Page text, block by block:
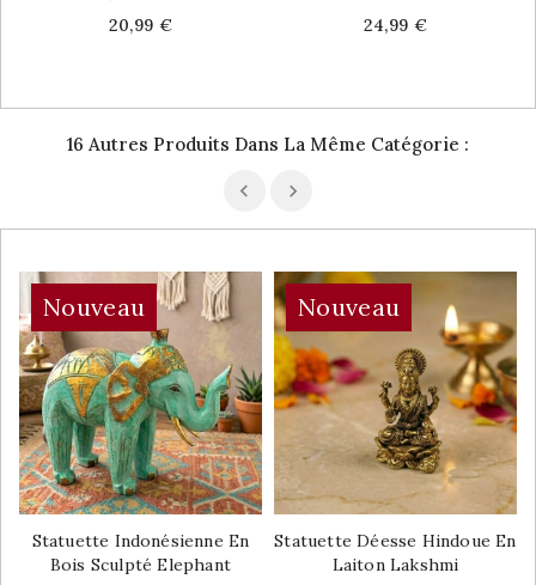
Price
20,99 €
Price
24,99 €
16 Autres Produits Dans La Même Catégorie :
Nouveau
Statuette Indonésienne En
Bois Sculpté Elephant
Nouveau
Statuette Déesse Hindoue En
Laiton Lakshmi